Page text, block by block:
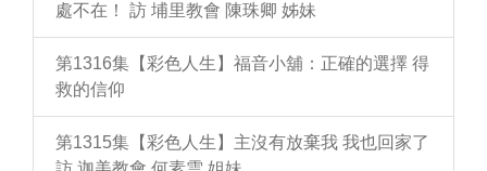
處不在！ 訪 埔里教會 陳珠卿 姊妹
第1316集【彩色人生】福音小舖：正確的選擇 得
救的信仰
第1315集【彩色人生】主沒有放棄我 我也回家了